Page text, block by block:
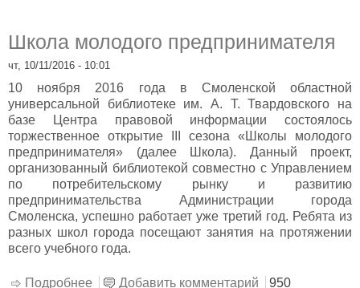
Школа молодого предпринимателя
чт, 10/11/2016 - 10:01
10 ноября 2016 года в Смоленской областной
универсальной библиотеке им. А. Т. Твардовского на
базе Центра правовой информации состоялось
торжественное открытие III сезона «Школы молодого
предпринимателя» (далее Школа). Данный проект,
организованный библиотекой совместно с Управлением
по потребительскому рынку и развитию
предпринимательства Администрации города
Смоленска, успешно работает уже третий год. Ребята из
разных школ города посещают занятия на протяжении
всего учебного года.
Подробнее о Школа молодого предпринимателя
Добавить комментарий
950